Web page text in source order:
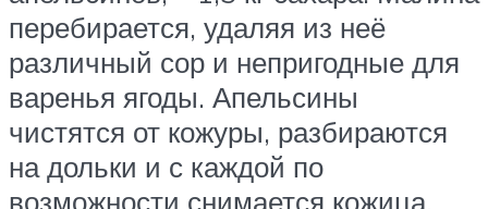
перебирается, удаляя из неё
различный сор и непригодные для
варенья ягоды. Апельсины
чистятся от кожуры, разбираются
на дольки и с каждой по
возможности снимается кожица.